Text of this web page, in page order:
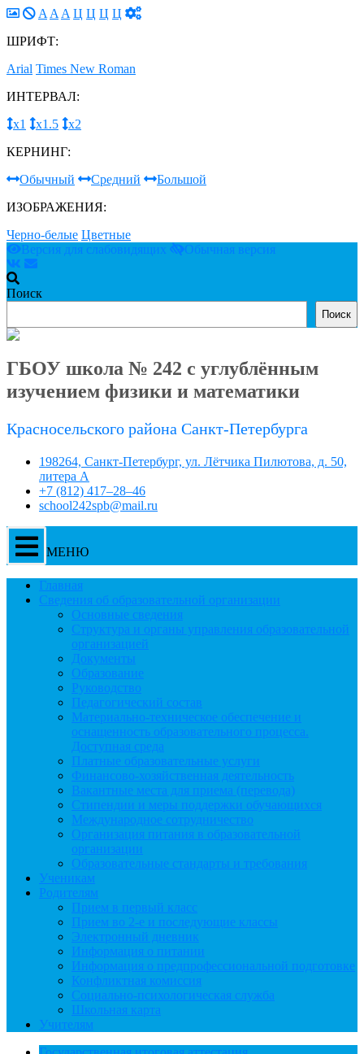
A A A Ц Ц Ц Ц
ШРИФТ:
Arial Times New Roman
ИНТЕРВАЛ:
х1
х1.5
х2
КЕРНИНГ:
Обычный
Средний
Большой
ИЗОБРАЖЕНИЯ:
Черно-белые Цветные
Версия для слабовидящих
Обычная версия
Поиск
Поиск
ГБОУ школа № 242 с углублённым
изучением физики и математики
Красносельского района Санкт-Петербурга
198264, Санкт-Петербург, ул. Лётчика Пилютова, д. 50,
литера А
+7 (812) 417–28–46
school242spb@mail.ru
МЕНЮ
Главная
Сведения об образовательной организации
Основные сведения
Структура и органы управления образовательной
организацией
Документы
Образование
Руководство
Педагогический состав
Материально-техническое обеспечение и
оснащенность образовательного процесса.
Доступная среда
Платные образовательные услуги
Финансово-хозяйственная деятельность
Вакантные места для приема (перевода)
Стипендии и меры поддержки обучающихся
Международное сотрудничество
Организация питания в образовательной
организации
Образовательные стандарты и требования
Ученикам
Родителям
Прием в первый класс
Прием во 2-е и последующие классы
Электронный дневник
Информация о питании
Информация о предпрофессиональной подготовке
Конфликтная комиссия
Социально-психологическая служба
Школьная карта
Учителям